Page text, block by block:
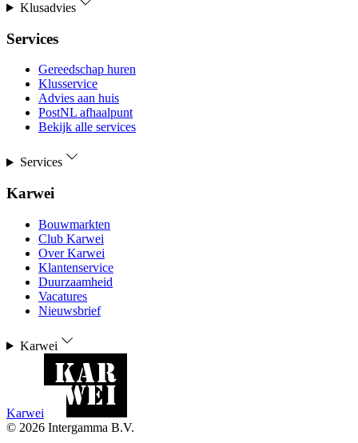
Klusadvies
Services
Gereedschap huren
Klusservice
Advies aan huis
PostNL afhaalpunt
Bekijk alle services
Services
Karwei
Bouwmarkten
Club Karwei
Over Karwei
Klantenservice
Duurzaamheid
Vacatures
Nieuwsbrief
Karwei
Karwei
© 2026 Intergamma B.V.